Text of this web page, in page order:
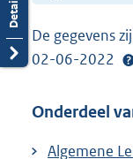
De gegevens
02-06-2022
Onderdeel
Algemene